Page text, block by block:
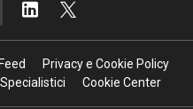
Privacy e Cookie Policy
Cookie Center